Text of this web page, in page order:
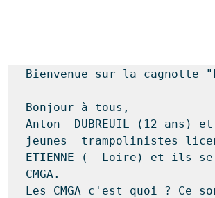
Bienvenue sur la cagnotte
Bonjour à tous,
Anton  DUBREUIL (12 ans)
jeunes  trampolinistes
ETIENNE (  Loire) et ils
CMGA.
Les CMGA c'est quoi ? Ce